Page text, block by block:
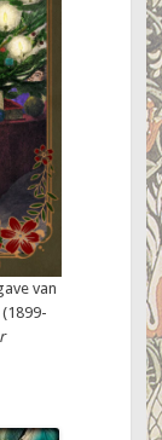
van
(1899-